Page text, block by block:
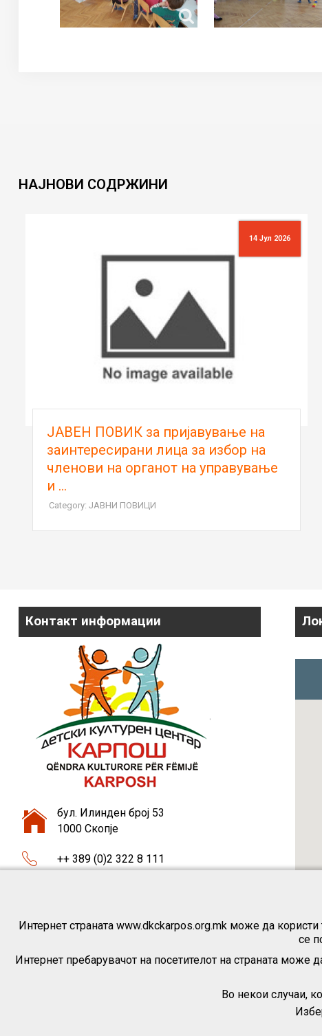
НАЈНОВИ СОДРЖИНИ
14 Јул 2026
ЈАВЕН ПОВИК за пријавување на
заинтересирани лица за избор на
членови на органот на управување
и ...
Category: ЈАВНИ ПОВИЦИ
Контакт информации
бул. Илинден број 53
1000 Скопје
++ 389 (0)2 322 8 111
dkckarpos1@gmail.com
Интернет страната www.dkckarpos.org.mk може да
се
Интернет пребарувачот на посетителот на страната
Во некои случаи,